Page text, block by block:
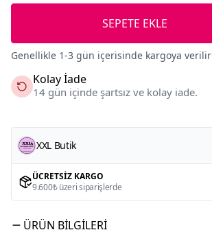
SEPETE EKLE
Genellikle 1-3 gün içerisinde kargoya verilir
Kolay İade
14 gün içinde şartsız ve kolay iade.
XXL Butik
ÜCRETSIZ KARGO
9.600₺ üzeri siparişlerde
ÜRÜN BILGILERI